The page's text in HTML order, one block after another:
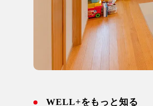
WELL+をもっと知る